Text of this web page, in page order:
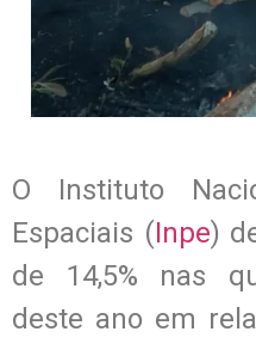
O Instituto
Espaciais (Inpe)
de 14,5% nas
deste ano em